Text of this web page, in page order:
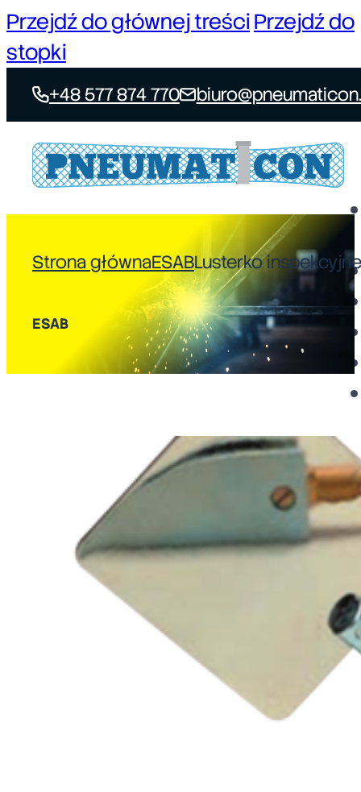
Przejdź do głównej treści Przejdź do
stopki
+48 577 874 770
Strona głównaESABLusterko
ESAB